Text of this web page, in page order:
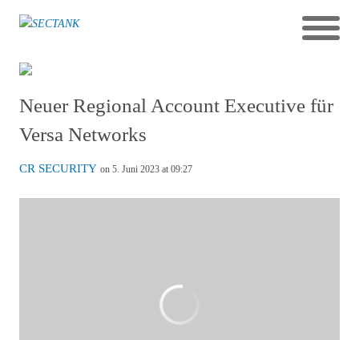
Neuer Regional Account Executive für
Versa Networks
CR SECURITY on 5. Juni 2023 at 09:27